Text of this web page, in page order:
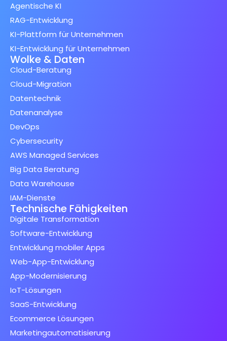
Agentische KI
RAG-Entwicklung
KI-Plattform für Unternehmen
KI-Entwicklung für Unternehmen
Wolke & Daten
Cloud-Beratung
Cloud-Migration
Datentechnik
Datenanalyse
DevOps
Cybersecurity
AWS Managed Services
Big Data Beratung
Data Warehouse
IAM-Dienste
Technische Fähigkeiten
Digitale Transformation
Software-Entwicklung
Entwicklung mobiler Apps
Web-App-Entwicklung
App-Modernisierung
IoT-Lösungen
SaaS-Entwicklung
Ecommerce Lösungen
Marketingautomatisierung